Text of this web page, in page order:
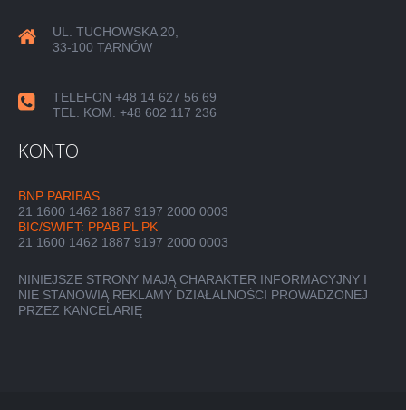
UL. TUCHOWSKA 20,
33-100 TARNÓW
TELEFON +48 14 627 56 69
TEL. KOM. +48 602 117 236
KONTO
BNP PARIBAS
21 1600 1462 1887 9197 2000 0003
BIC/SWIFT: PPAB PL PK
21 1600 1462 1887 9197 2000 0003
NINIEJSZE STRONY MAJĄ CHARAKTER INFORMACYJNY I
NIE STANOWIĄ REKLAMY DZIAŁALNOŚCI PROWADZONEJ
PRZEZ KANCELARIĘ